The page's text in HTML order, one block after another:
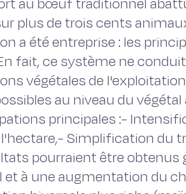
plus de trois cents
a été entreprise : les
fait, ce système ne
végétales de
au niveau du
principales :-
Simplification du
pourraient être obtenus
et à une augmentation du